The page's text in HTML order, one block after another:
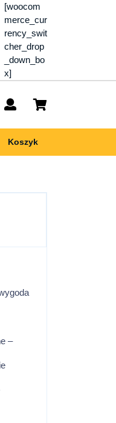
[woocom
merce_cur
rency_swit
cher_drop
_down_bo
x]
My
Koszyk
–